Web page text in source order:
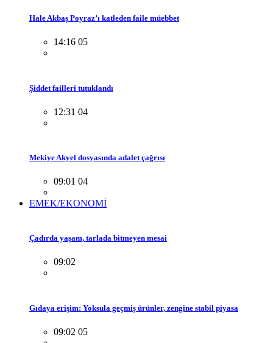
Hale Akbaş Poyraz’ı katleden faile müebbet
14:16 05
Şiddet failleri tutuklandı
12:31 04
Mekiye Akyel dosyasında adalet çağrısı
09:01 04
EMEK/EKONOMİ
Çadırda yaşam, tarlada bitmeyen mesai
09:02
Gıdaya erişim: Yoksula geçmiş ürünler, zengine stabil piyasa
09:02 05